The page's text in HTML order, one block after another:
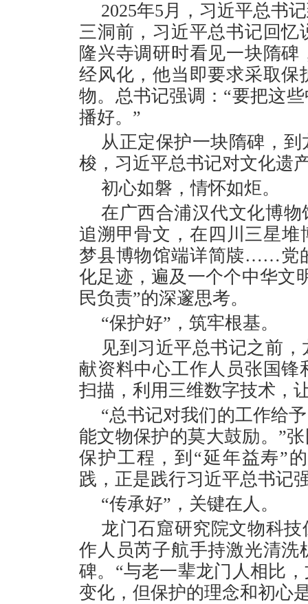
2025年5月，习近平总书
三洞前，习近平总书记回
隆兴寺调研时看见一块隋
经风化，他当即要求采取
物。总书记强调：“要把这
播好。”
从正定保护一块隋碑，
梭，习近平总书记对文化遗
初心如磐，情怀如炬。
在广西合浦汉代文化博
追溯甲骨文，在四川三星堆
梦县博物馆端详简牍……党
化足迹，遍及一个个中华文
民负责”的深邃思考。
“保护好”，筑牢根基。
见到习近平总书记之前
献资料中心工作人员张国
扫描，利用三维数字技术，
“总书记对我们的工作给
能文物保护的莫大鼓励。”
保护工程，到“延年益寿”
践，正是践行习近平总书记
“传承好”，关键在人。
龙门石窟研究院文物科
作人员芮子航手持激光清
碑。“与老一辈龙门人相比
变化，但保护的理念和初心